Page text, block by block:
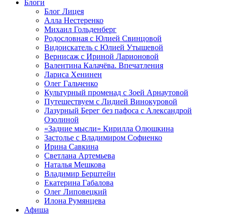
Блоги
Блог Лицея
Алла Нестеренко
Михаил Гольденберг
Родословная с Юлией Свинцовой
Видоискатель с Юлией Утышевой
Вернисаж с Ириной Ларионовой
Валентина Калачёва. Впечатления
Лариса Хенинен
Олег Гальченко
Культурный променад с Зоей Арнаутовой
Путешествуем с Лидией Винокуровой
Лазурный Берег без пафоса с Александрой
Озолиной
«Задние мысли» Кирилла Олюшкина
Застолье с Владимиром Софиенко
Ирина Савкина
Светлана Артемьева
Наталья Мешкова
Владимир Берштейн
Екатерина Габалова
Олег Липовецкий
Илона Румянцева
Афиша